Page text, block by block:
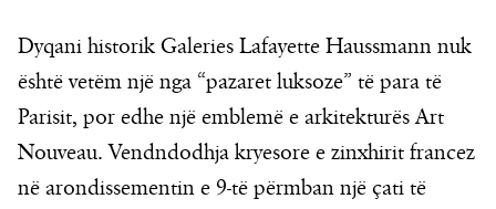
Dyqani historik Galeries Lafayette Haussmann nuk
është vetëm një nga “pazaret luksoze” të para të
Parisit, por edhe një emblemë e arkitekturës Art
Nouveau. Vendndodhja kryesore e zinxhirit francez
në arondissementin e 9-të përmban një çati të